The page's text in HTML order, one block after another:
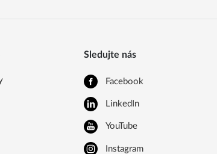
Sledujte nás
Facebook
LinkedIn
YouTube
Instagram